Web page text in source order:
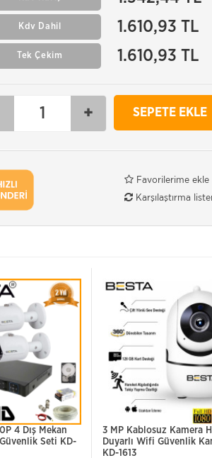
Kdv Dahil 1.610,93 TL
Tek Çekim 1.610,93 TL
+ SEPETE EKLE
Favorilerime ekle
Karşılaştırma
4 Dış Mekan
Seti KD-
3 MP Kablosuz Kamera
Duyarlı Wifi Güvenlik
KD-1613